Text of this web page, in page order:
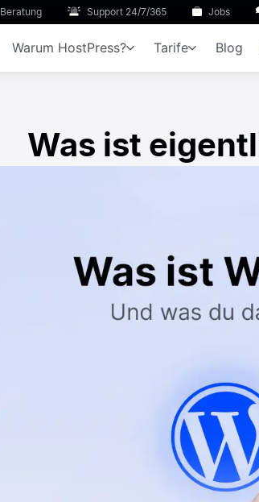
Beratung Support 24/7/365 Jobs
Warum HostPress? Tarife Blog
Was ist